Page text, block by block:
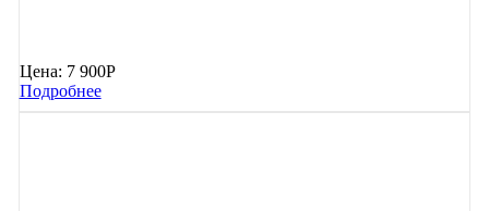
Цена: 7 900Р
Подробнее